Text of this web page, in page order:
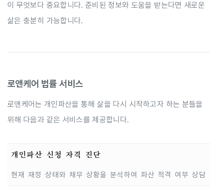
이 무엇보다 중요합니다. 준비된 정보와 도움을 받는다면 새로운
삶은 충분히 가능합니다.
로앤케어 법률 서비스
로앤케어는 개인파산을 통해 삶을 다시 시작하고자 하는 분들을
위해 다음과 같은 서비스를 제공합니다.
개인파산 신청 자격 진단
현재 재정 상태와 채무 상황을 분석하여 파산 적격 여부 상담